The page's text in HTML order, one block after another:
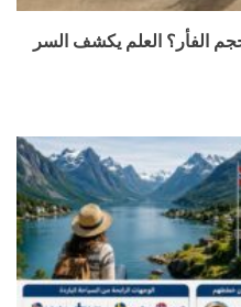
الفأر؟ العلم يكشف السر